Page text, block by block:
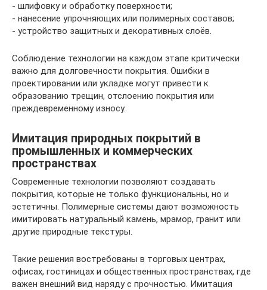
- шлифовку и обработку поверхности;
- нанесение упрочняющих или полимерных составов;
- устройство защитных и декоративных слоёв.
Соблюдение технологии на каждом этапе критически
важно для долговечности покрытия. Ошибки в
проектировании или укладке могут привести к
образованию трещин, отслоению покрытия или
преждевременному износу.
Имитация природных покрытий в
промышленных и коммерческих
пространствах
Современные технологии позволяют создавать
покрытия, которые не только функциональны, но и
эстетичны. Полимерные системы дают возможность
имитировать натуральный камень, мрамор, гранит или
другие природные текстуры.
Такие решения востребованы в торговых центрах,
офисах, гостиницах и общественных пространствах, где
важен внешний вид наряду с прочностью. Имитация